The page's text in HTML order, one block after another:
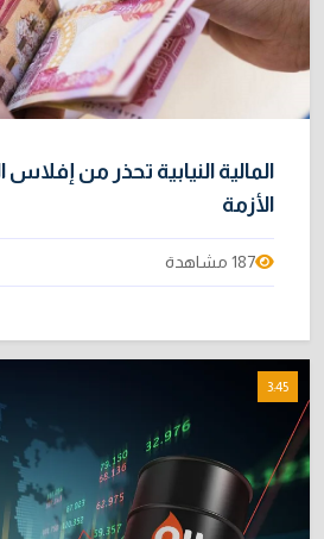
المالية النيابية تحذر من
الأزمة
187 مشاهدة
3:45